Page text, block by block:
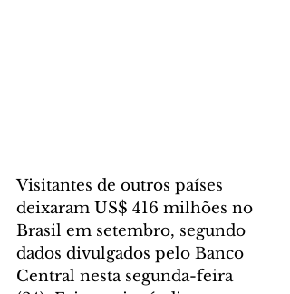
Visitantes de outros países
deixaram US$ 416 milhões no
Brasil em setembro, segundo
dados divulgados pelo Banco
Central nesta segunda-feira